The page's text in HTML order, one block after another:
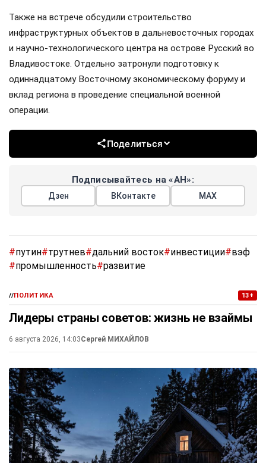
Также на встрече обсудили строительство
инфраструктурных объектов в дальневосточных городах
и научно-технологического центра на острове Русский во
Владивостоке. Отдельно затронули подготовку к
одиннадцатому Восточному экономическому форуму и
вклад региона в проведение специальной военной
операции.
Поделиться
Подписывайтесь на «АН»:
Дзен ВКонтакте МАХ
#путин#трутнев#дальний восток#инвестиции#вэф
#промышленность#развитие
//ПОЛИТИКА 13+
Лидеры страны советов: жизнь не взаймы
6 августа 2026, 14:03Сергей МИХАЙЛОВ